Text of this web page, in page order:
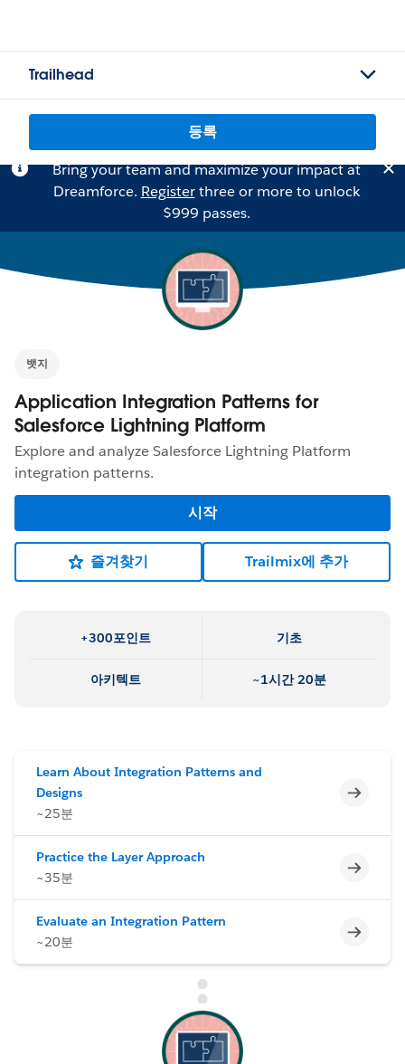
Trailhead
등록
Bring your team and maximize your impact at
Dreamforce. Registerthree or more to unlock
$999 passes.
뱃지
Application Integration Patterns for
Salesforce Lightning Platform
Explore and analyze Salesforce Lightning Platform
integration patterns.
시작
즐겨찾기 Trailmix에 추가
+300포인트 기초
아키텍트 ~1시간 20분
Learn About Integration Patterns and
Designs
~25분
미완료
Practice the Layer Approach
~35분
미완료
Evaluate an Integration Pattern
~20분
미완료